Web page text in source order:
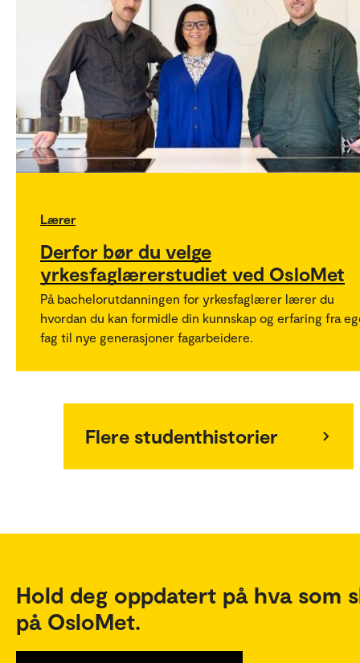
Lærer
Derfor bør du velge
yrkesfaglærerstudiet ved OsloMet
På bachelorutdanningen for yrkesfaglærer lærer du
hvordan du kan formidle din kunnskap og erfaring fra
fag til nye generasjoner fagarbeidere.
Flere studenthistorier
Hold deg oppdatert på hva som
på OsloMet.